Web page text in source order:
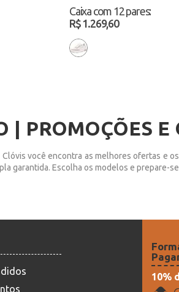
Caixa com 12 pares:
R$ 1.269,60
PROMOÇÕES E
você encontra as melhores ofertas e
garantida. Escolha os modelos e prepare-
10%